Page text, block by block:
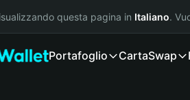
questa pagina in Italiano.
Portafoglio CartaSwap